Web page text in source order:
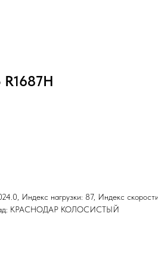
Индекс нагрузки: 87, Индекс
КРАСНОДАР КОЛОСИСТЫЙ